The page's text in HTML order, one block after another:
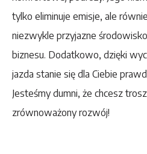
tylko eliminuje emisje, ale
niezwykle przyjazne
biznesu. Dodatkowo, dzięki
jazda stanie się dla Ciebie
Jesteśmy dumni, że chcesz
zrównoważony rozwój!